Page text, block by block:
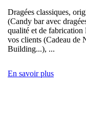
Dragées classiques,
(Candy bar avec
qualité et de
vos clients (Cadeau de
Building...), ...
En savoir plus